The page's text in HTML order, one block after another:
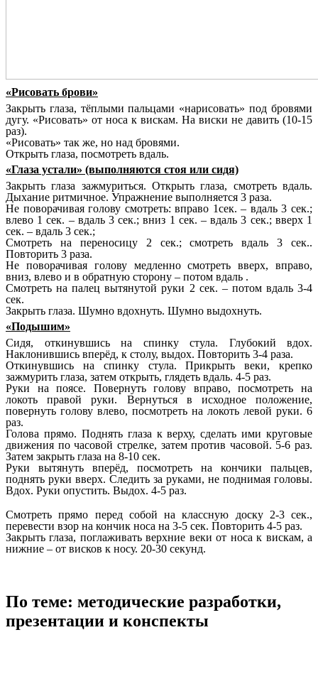
«Рисовать брови»
Закрыть глаза, тёплыми пальцами «нарисовать» под бровями
дугу. «Рисовать» от носа к вискам. На виски не давить (10-15
раз).
«Рисовать» так же, но над бровями.
Открыть глаза, посмотреть вдаль.
«Глаза устали» (выполняются стоя или сидя)
Закрыть глаза зажмуриться. Открыть глаза, смотреть вдаль.
Дыхание ритмичное. Упражнение выполняется 3 раза.
Не поворачивая голову смотреть: вправо 1сек. – вдаль 3 сек.;
влево 1 сек. – вдаль 3 сек.; вниз 1 сек. – вдаль 3 сек.; вверх 1
сек. – вдаль 3 сек.;
Смотреть на переносицу 2 сек.; смотреть вдаль 3 сек..
Повторить 3 раза.
Не поворачивая голову медленно смотреть вверх, вправо,
вниз, влево и в обратную сторону – потом вдаль .
Смотреть на палец вытянутой руки 2 сек. – потом вдаль 3-4
сек.
Закрыть глаза. Шумно вдохнуть. Шумно выдохнуть.
«Подышим»
Сидя, откинувшись на спинку стула. Глубокий вдох.
Наклонившись вперёд, к столу, выдох. Повторить 3-4 раза.
Откинувшись на спинку стула. Прикрыть веки, крепко
зажмурить глаза, затем открыть, глядеть вдаль. 4-5 раз.
Руки на поясе. Повернуть голову вправо, посмотреть на
локоть правой руки. Вернуться в исходное положение,
повернуть голову влево, посмотреть на локоть левой руки. 6
раз.
Голова прямо. Поднять глаза к верху, сделать ими круговые
движения по часовой стрелке, затем против часовой. 5-6 раз.
Затем закрыть глаза на 8-10 сек.
Руки вытянуть вперёд, посмотреть на кончики пальцев,
поднять руки вверх. Следить за руками, не поднимая головы.
Вдох. Руки опустить. Выдох. 4-5 раз.
Смотреть прямо перед собой на классную доску 2-3 сек.,
перевести взор на кончик носа на 3-5 сек. Повторить 4-5 раз.
Закрыть глаза, поглаживать верхние веки от носа к вискам, а
нижние – от висков к носу. 20-30 секунд.
По теме: методические разработки,
презентации и конспекты